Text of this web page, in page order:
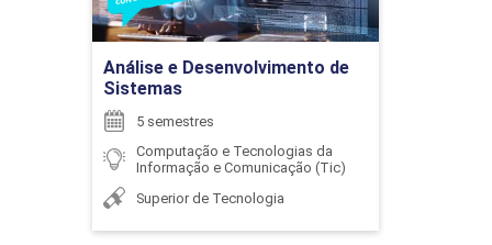
48
CÁLCULO DIFERENCIAL
LEANDRA MENDES DO VALE
Análise e Desenvolvimento de
Sistemas
5 semestres
Computação e Tecnologias da
Informação e Comunicação (Tic)
Superior de Tecnologia
Ir para Inscrição